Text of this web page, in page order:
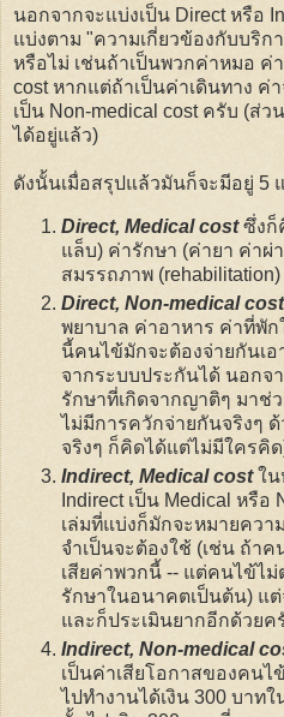
นอกจากจะแบ่งเป็น Direct หรือ
แบ่งตาม "ความเกี่ยวข้องกับบริก
หรือไม่ เช่นถ้าเป็นพวกค่าหมอ ค่
cost หากแต่ถ้าเป็นค่าเดินทาง ค่
เป็น Non-medical cost ครับ (ส่ว
ได้อยู่แล้ว)
ดังนั้นเมื่อสรุปแล้วมันก็จะมีอยู่ 5
Direct, Medical costซึ่งก็
แล็บ) ค่ารักษา (ค่ายา ค่า
สมรรถภาพ (rehabilitation)
Direct, Non-medical cost
พยาบาล ค่าอาหาร ค่าที่พั
นี้คนไข้มักจะต้องจ่ายกันเอ
จากระบบประกันได้ นอกจ
รักษาที่เกิดจากญาติๆ มาช่
ไม่มีการควักจ่ายกันจริงๆ
จริงๆ ก็คิดได้แต่ไม่มีใครคิ
Indirect, Medical costใน
Indirect เป็น Medical หรื
เล่มที่แบ่งก็มักจะหมายคว
จำเป็นจะต้องใช้ (เช่น ถ้า
เสียค่าพวกนี้ -- แต่คนไข้ไม่
รักษาในอนาคตเป็นต้น) แ
และก็ประเมินยากอีกด้วยค
Indirect, Non-medical
เป็นค่าเสียโอกาสของคนไ
ไปทำงานได้เงิน 300 บาท